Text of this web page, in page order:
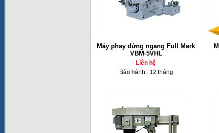
Máy phay đứng ngang Full Mark
VBM-5VHL
Liên hệ
Bảo hành : 12 tháng